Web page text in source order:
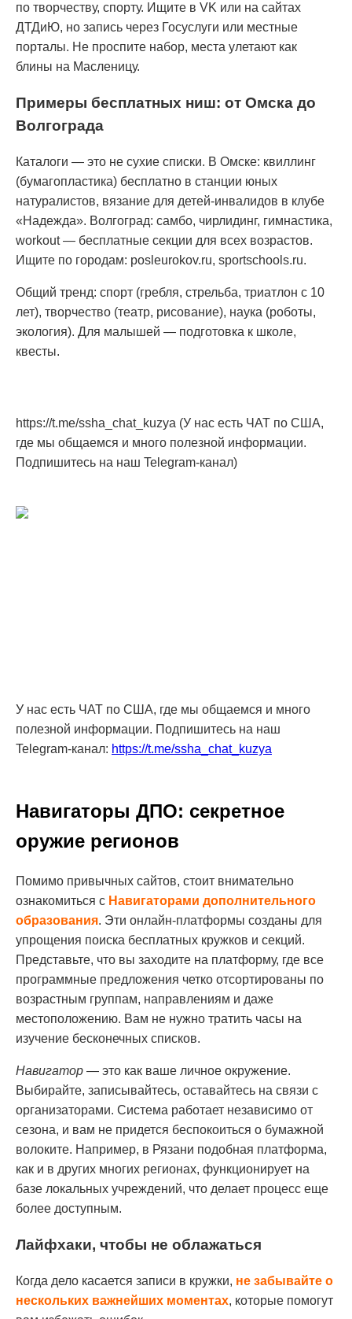
по творчеству, спорту. Ищите в VK или на сайтах
ДТДиЮ, но запись через Госуслуги или местные
порталы. Не проспите набор, места улетают как
блины на Масленицу.
Примеры бесплатных ниш: от Омска до
Волгограда
Каталоги — это не сухие списки. В Омске: квиллинг
(бумагопластика) бесплатно в станции юных
натуралистов, вязание для детей-инвалидов в клубе
«Надежда». Волгоград: самбо, чирлидинг, гимнастика,
workout — бесплатные секции для всех возрастов.
Ищите по городам: posleurokov.ru, sportschools.ru.
Общий тренд: спорт (гребля, стрельба, триатлон с 10
лет), творчество (театр, рисование), наука (роботы,
экология). Для малышей — подготовка к школе,
квесты.
https://t.me/ssha_chat_kuzya (У нас есть ЧАТ по США,
где мы общаемся и много полезной информации.
Подпишитесь на наш Telegram-канал)
У нас есть ЧАТ по США, где мы общаемся и много
полезной информации. Подпишитесь на наш
Telegram-канал: https://t.me/ssha_chat_kuzya
Навигаторы ДПО: секретное
оружие регионов
Помимо привычных сайтов, стоит внимательно
ознакомиться с Навигаторами дополнительного
образования. Эти онлайн-платформы созданы для
упрощения поиска бесплатных кружков и секций.
Представьте, что вы заходите на платформу, где все
программные предложения четко отсортированы по
возрастным группам, направлениям и даже
местоположению. Вам не нужно тратить часы на
изучение бесконечных списков.
Навигатор — это как ваше личное окружение.
Выбирайте, записывайтесь, оставайтесь на связи с
организаторами. Система работает независимо от
сезона, и вам не придется беспокоиться о бумажной
волоките. Например, в Рязани подобная платформа,
как и в других многих регионах, функционирует на
базе локальных учреждений, что делает процесс еще
более доступным.
Лайфхаки, чтобы не облажаться
Когда дело касается записи в кружки, не забывайте о
нескольких важнейших моментах, которые помогут